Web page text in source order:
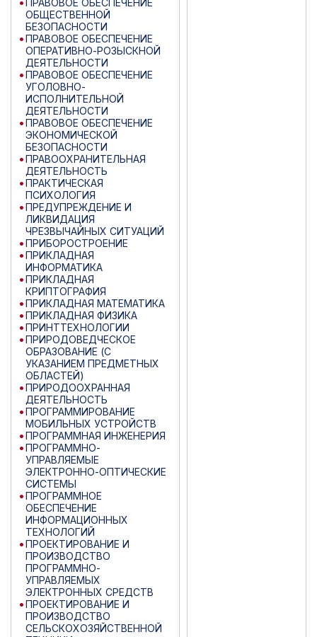
ОБЩЕСТВЕННОЙ
БЕЗОПАСНОСТИ
ПРАВОВОЕ ОБЕСПЕЧЕНИЕ
ОПЕРАТИВНО-РОЗЫСКНОЙ
ДЕЯТЕЛЬНОСТИ
ПРАВОВОЕ ОБЕСПЕЧЕНИЕ
УГОЛОВНО-
ИСПОЛНИТЕЛЬНОЙ
ДЕЯТЕЛЬНОСТИ
ПРАВОВОЕ ОБЕСПЕЧЕНИЕ
ЭКОНОМИЧЕСКОЙ
БЕЗОПАСНОСТИ
ПРАВООХРАНИТЕЛЬНАЯ
ДЕЯТЕЛЬНОСТЬ
ПРАКТИЧЕСКАЯ
ПСИХОЛОГИЯ
ПРЕДУПРЕЖДЕНИЕ И
ЛИКВИДАЦИЯ
ЧРЕЗВЫЧАЙНЫХ СИТУАЦИЙ
ПРИБОРОСТРОЕНИЕ
ПРИКЛАДНАЯ
ИНФОРМАТИКА
ПРИКЛАДНАЯ
КРИПТОГРАФИЯ
ПРИКЛАДНАЯ МАТЕМАТИКА
ПРИКЛАДНАЯ ФИЗИКА
ПРИНТТЕХНОЛОГИИ
ПРИРОДОВЕДЧЕСКОЕ
ОБРАЗОВАНИЕ (С
УКАЗАНИЕМ ПРЕДМЕТНЫХ
ОБЛАСТЕЙ)
ПРИРОДООХРАННАЯ
ДЕЯТЕЛЬНОСТЬ
ПРОГРАММИРОВАНИЕ
МОБИЛЬНЫХ УСТРОЙСТВ
ПРОГРАММНАЯ ИНЖЕНЕРИЯ
ПРОГРАММНО-
УПРАВЛЯЕМЫЕ
ЭЛЕКТРОННО-ОПТИЧЕСКИЕ
СИСТЕМЫ
ПРОГРАММНОЕ
ОБЕСПЕЧЕНИЕ
ИНФОРМАЦИОННЫХ
ТЕХНОЛОГИЙ
ПРОЕКТИРОВАНИЕ И
ПРОИЗВОДСТВО
ПРОГРАММНО-
УПРАВЛЯЕМЫХ
ЭЛЕКТРОННЫХ СРЕДСТВ
ПРОЕКТИРОВАНИЕ И
ПРОИЗВОДСТВО
СЕЛЬСКОХОЗЯЙСТВЕННОЙ